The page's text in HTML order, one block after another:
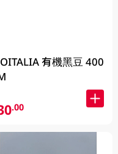
有機黑豆 400
.00